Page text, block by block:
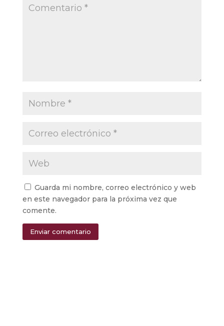
Guarda mi nombre, correo electrónico y web
en este navegador para la próxima vez que
comente.
Enviar comentario